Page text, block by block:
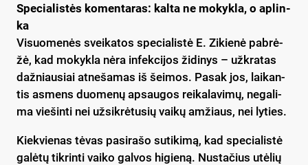
Spe­cia­lis­tės ko­men­ta­ras: kal­ta ne mo­kyk­la, o ap­lin­
ka
Vi­suo­me­nės svei­ka­tos spe­cia­lis­tė E. Zi­kie­nė pa­brė­
žė, kad mo­kyk­la nė­ra in­fek­ci­jos ži­di­nys – už­kra­tas
daž­niau­siai at­ne­ša­mas iš šei­mos. Pa­sak jos, lai­kan­
tis as­mens duo­me­nų ap­sau­gos rei­ka­la­vi­mų, ne­ga­li­
ma vie­šin­ti nei už­si­krė­tu­sių vai­kų am­žiaus, nei ly­ties.
Kiek­vie­nas tė­vas pa­si­ra­šo su­ti­ki­mą, kad spe­cia­lis­tė
ga­lė­tų tik­rin­ti vai­ko gal­vos hi­gie­ną. Nus­ta­čius utė­lių